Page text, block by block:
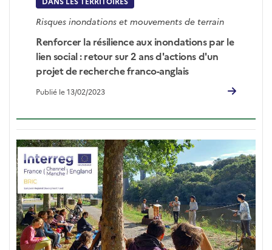
Risques inondations et mouvements de terrain
Renforcer la résilience aux inondations par le
lien social : retour sur 2 ans d'actions d'un
projet de recherche franco-anglais
Publié le 13/02/2023